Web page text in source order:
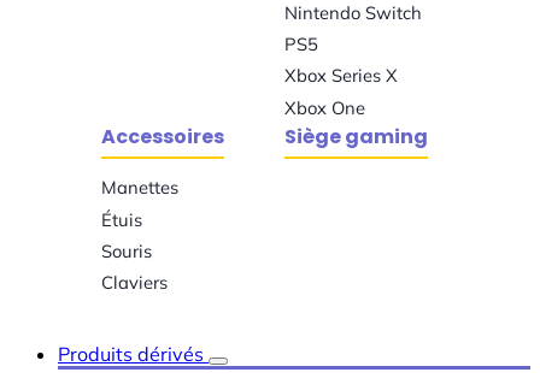
Nintendo Switch
PS5
Xbox Series X
Xbox One
Accessoires
Manettes
Étuis
Souris
Claviers
Siège gaming
Produits dérivés